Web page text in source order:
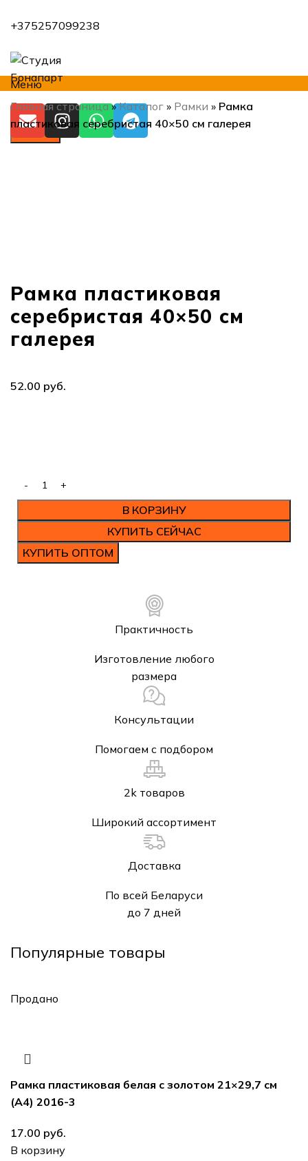
+375257099238
Меню
Искать
Главная страница»Каталог » Рамки » Рамка
пластиковая серебристая 40×50 см галерея
Рамка пластиковая
серебристая 40×50 см
галерея
руб.
В КОРЗИНУ
КУПИТЬ СЕЙЧАС
КУПИТЬ ОПТОМ
Практичность
Изготовление любого
размера
Консультации
Помогаем с подбором
2k товаров
Широкий ассортимент
Доставка
По всей Беларуси
до 7 дней
Популярные товары
Продано
Рамка пластиковая белая с золотом 21×29,7 см
(А4) 2016-3
руб.
В корзину